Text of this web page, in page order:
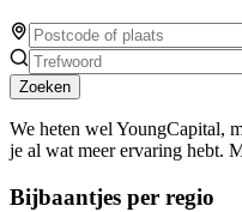
Zoeken
We heten wel YoungCapital,
je al wat meer ervaring hebt.
Bijbaantjes per regio